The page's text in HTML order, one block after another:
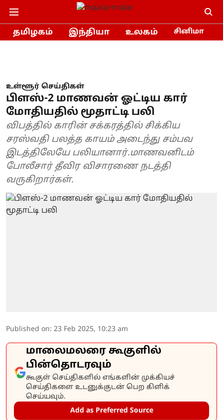
தமிழகம் இந்தியா உலகம் சினிமா
உள்ளூர் செய்திகள்
பிளஸ்-2 மாணவன் ஓட்டிய கார்
மோதியதில் மூதாட்டி பலி
விபத்தில் காரின் சக்கரத்தில் சிக்கிய
சரஸ்வதி பலத்த காயம் அடைந்து சம்பவ
இடத்திலேயே பலியானார்.மாணவனிடம்
போலீசார் தீவிர விசாரணை நடத்தி
வருகிறார்கள்.
Published on: 23 Feb 2025, 10:23 am
மாலைமலரை கூகுளில்
பின்தொடரவும்
கூகுள் செய்திகளில் எங்களின் முக்கியச்
செய்திகளை உடனுக்குடன் பெற கிளிக்
செய்யவும்.
Add as Preferred Source